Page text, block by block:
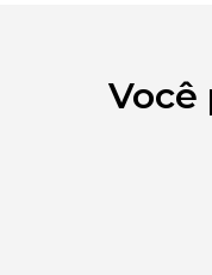
Você